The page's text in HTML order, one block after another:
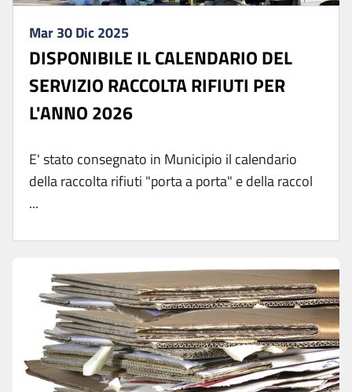
Mar 30 Dic 2025
DISPONIBILE IL CALENDARIO DEL
SERVIZIO RACCOLTA RIFIUTI PER
L'ANNO 2026
E' stato consegnato in Municipio il calendario
della raccolta rifiuti "porta a porta" e della raccol
...